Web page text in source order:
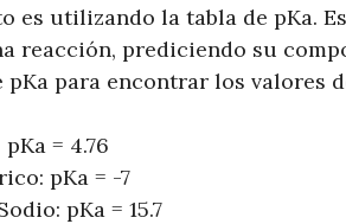
es utilizando la tabla de pKa.
reacción, prediciendo su
para encontrar los valores
= 4.76
pKa = -7
pKa = 15.7